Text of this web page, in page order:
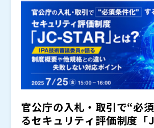
C、ETSI）の委員会で検討が続いてい
の時期が刻一刻と迫っているにもかか
は企業が準拠の目安とすべき具体的要
せん。
現時点での見通しでは、整合規格の正
行われる予定ですが、最も遅いものは
降と予測される)となっており、EU市
る企業は、要件の公開を待つ余裕はな
が求められる状況です。
それでは、このように、整合規格の詳
現状で、企業は今、どのような準備を
しょうか。
の責任者、品質保証・セキュリティ担
規制の背景や国内外の関連制度を整理
官公庁の入札・取引で“必
るセキュリティ評価制度「